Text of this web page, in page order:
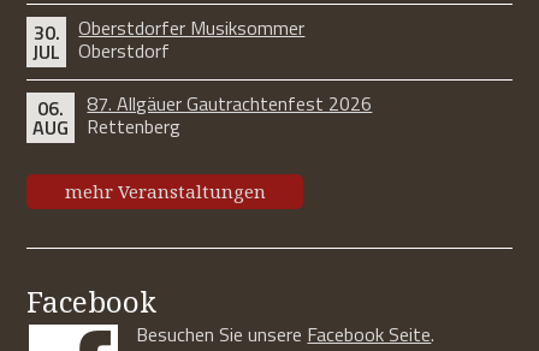
30.
JUL
Oberstdorfer Musiksommer
Oberstdorf
06.
AUG
87. Allgäuer Gautrachtenfest 2026
Rettenberg
mehr Veranstaltungen
Facebook
Besuchen Sie unsere Facebook Seite.